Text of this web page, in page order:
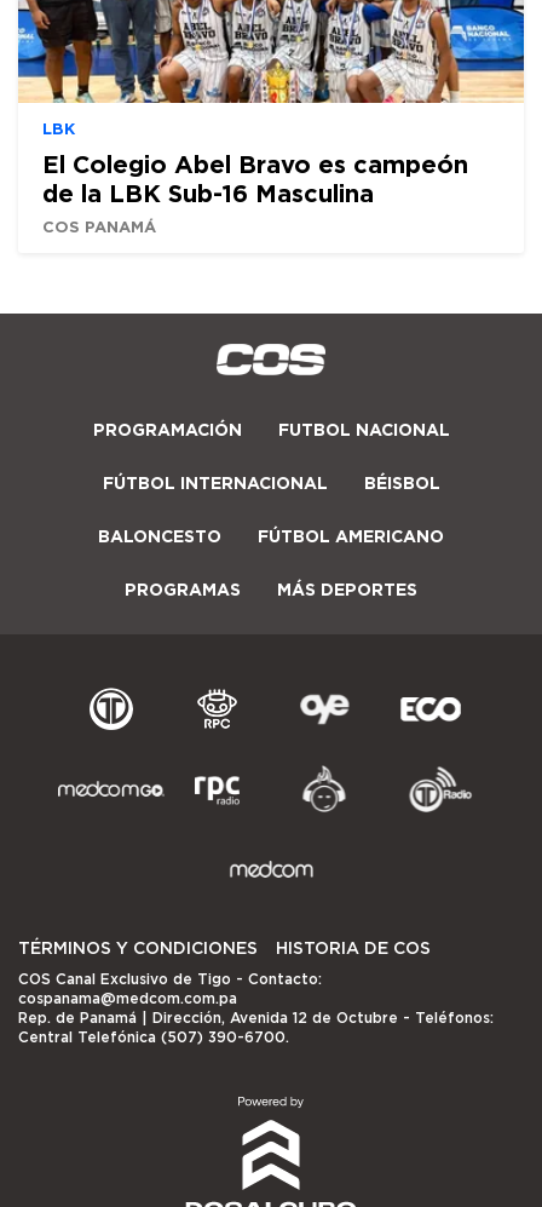
LBK
El Colegio Abel Bravo es campeón
de la LBK Sub-16 Masculina
COS PANAMÁ
PROGRAMACIÓN FUTBOL NACIONAL
FÚTBOL INTERNACIONAL BÉISBOL
BALONCESTO FÚTBOL AMERICANO
PROGRAMAS MÁS DEPORTES
TÉRMINOS Y CONDICIONES HISTORIA DE COS
COS Canal Exclusivo de Tigo - Contacto:
cospanama@medcom.com.pa
Rep. de Panamá | Dirección, Avenida 12 de Octubre - Teléfonos:
Central Telefónica (507) 390-6700.